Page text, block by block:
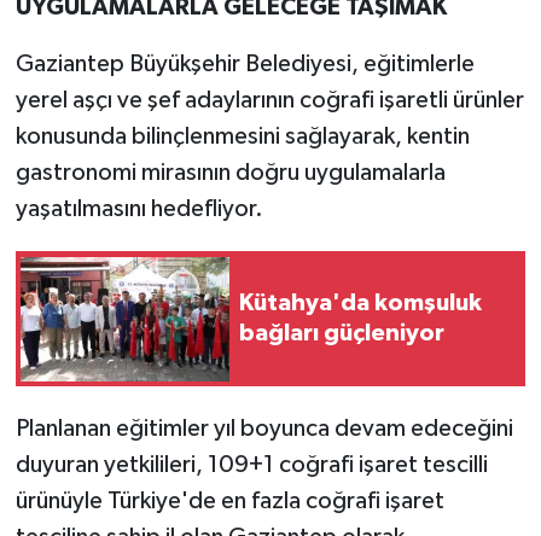
UYGULAMALARLA GELECEĞE TAŞIMAK
Gaziantep Büyükşehir Belediyesi, eğitimlerle
yerel aşçı ve şef adaylarının coğrafi işaretli ürünler
konusunda bilinçlenmesini sağlayarak, kentin
gastronomi mirasının doğru uygulamalarla
yaşatılmasını hedefliyor.
Kütahya'da komşuluk
bağları güçleniyor
Planlanan eğitimler yıl boyunca devam edeceğini
duyuran yetkilileri, 109+1 coğrafi işaret tescilli
ürünüyle Türkiye'de en fazla coğrafi işaret